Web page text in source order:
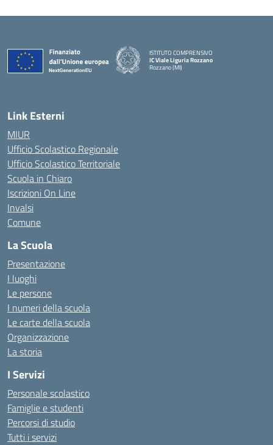
ISTITUTO COMPRENSIVO
IC Viale Liguria Rozzano
Rozzano (MI)
Link Esterni
MIUR
Ufficio Scolastico Regionale
Ufficio Scolastico Territoriale
Scuola in Chiaro
Iscrizioni On Line
Invalsi
Comune
La Scuola
Presentazione
I luoghi
Le persone
I numeri della scuola
Le carte della scuola
Organizzazione
La storia
I Servizi
Personale scolastico
Famiglie e studenti
Percorsi di studio
Tutti i servizi